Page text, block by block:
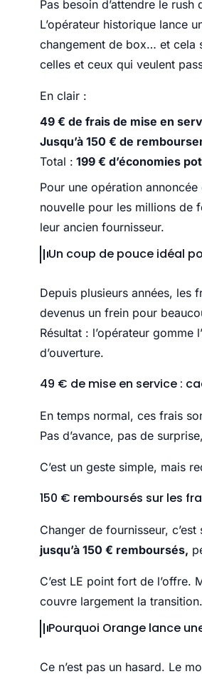
Pas besoin d’attendre le
L’opérateur historique lance
changement de box… et cela
celles et ceux qui veulent
En clair :
49 € de frais de mise en
Jusqu’à 150 € de
Total : 199 € d’économies
Pour une opération
nouvelle pour les millions de
leur ancien fournisseur.
Un coup de pouce idéal
Depuis plusieurs années, les
devenus un frein pour
Résultat : l’opérateur
d’ouverture.
49 € de mise en service :
En temps normal, ces frais
Pas d’avance, pas de
C’est un geste simple, mais
150 € remboursés sur les
Changer de fournisseur,
jusqu’à 150 € remboursés,
C’est LE point fort de l’offre.
couvre largement la transition.
Pourquoi Orange lance
Ce n’est pas un hasard. Le